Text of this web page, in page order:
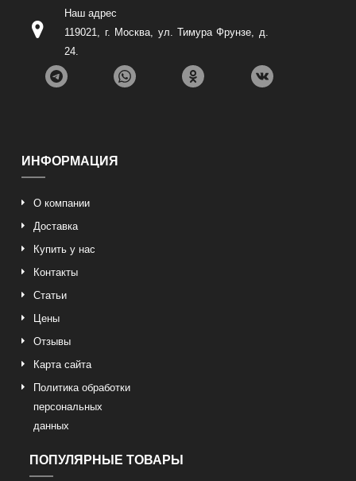
Наш адрес
119021, г. Москва, ул. Тимура Фрунзе, д.
24.
ИНФОРМАЦИЯ
О компании
Доставка
Купить у нас
Контакты
Статьи
Цены
Отзывы
Карта сайта
Политика обработки
персональных
данных
ПОПУЛЯРНЫЕ ТОВАРЫ